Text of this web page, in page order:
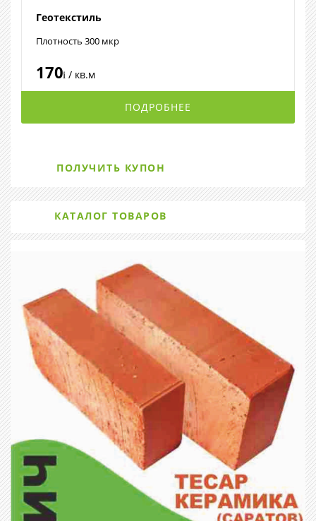
Геотекстиль
Плотность 300 мкр
170i / кв.м
ПОДРОБНЕЕ
ПОЛУЧИТЬ КУПОН
КАТАЛОГ ТОВАРОВ